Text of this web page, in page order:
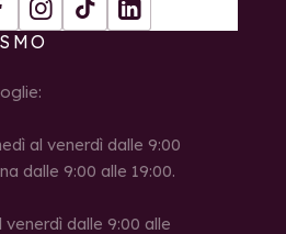
Instagram
Tiktok LinkedIn
al venerdì dalle 9:00
dalle 9:00 alle 19:00.
dalle 9:00 alle